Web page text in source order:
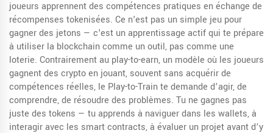
joueurs apprennent des compétences pratiques en échange de
récompenses tokenisées. Ce n'est pas un simple jeu pour
gagner des jetons — c'est un apprentissage actif qui te prépare
à utiliser la blockchain comme un outil, pas comme une
loterie. Contrairement au play-to-earn, un modèle où les joueurs
gagnent des crypto en jouant, souvent sans acquérir de
compétences réelles, le Play-to-Train te demande d’agir, de
comprendre, de résoudre des problèmes. Tu ne gagnes pas
juste des tokens — tu apprends à naviguer dans les wallets, à
interagir avec les smart contracts, à évaluer un projet avant d’y